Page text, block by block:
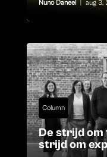
Nuno Daneel aug 3,
Column
De strijd om
strijd om